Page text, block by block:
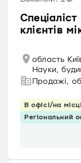
клієнтів
область
Науки,
Продажі,
В офісі/на місці
Регіональний